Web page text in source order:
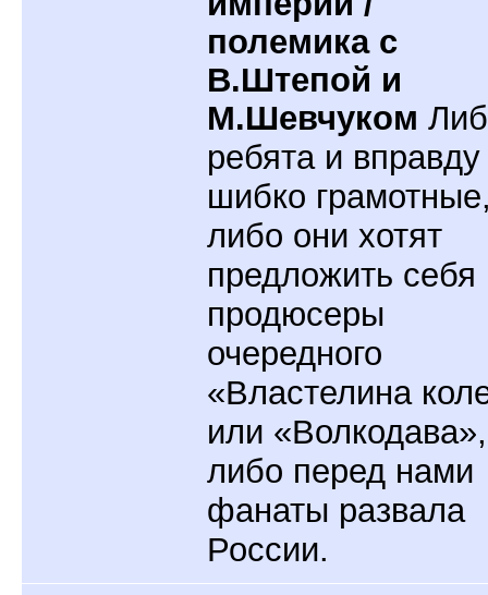
полемика с
В.Штепой и
М.Шевчуком
ребята и
шибко
либо они хотят
предложить себя
продюсеры
очередного
«Властелина
или «Волкодава»,
либо перед нами
фанаты развала
России.